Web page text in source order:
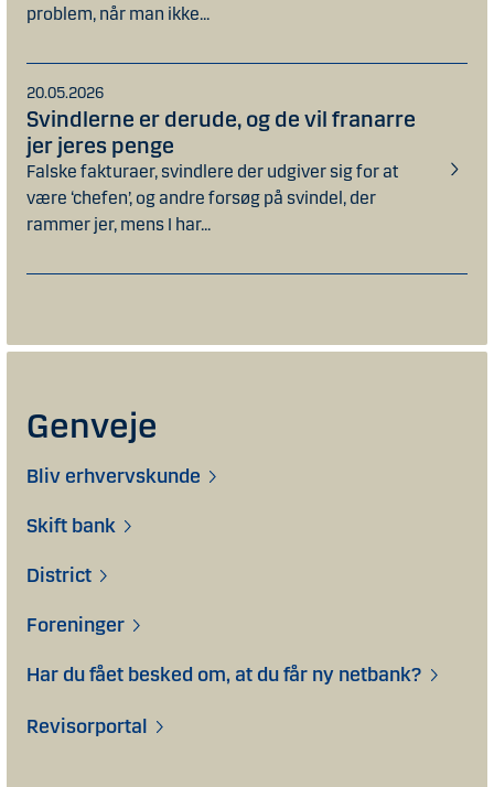
problem, når man ikke...
20.05.2026
Svindlerne er derude, og de vil franarre
jer jeres penge
Falske fakturaer, svindlere der udgiver sig for at
være ‘chefen’, og andre forsøg på svindel, der
rammer jer, mens I har...
Genveje
Bliv erhvervskunde
Skift bank
District
Foreninger
Har du fået besked om, at du får ny netbank?
Revisorportal